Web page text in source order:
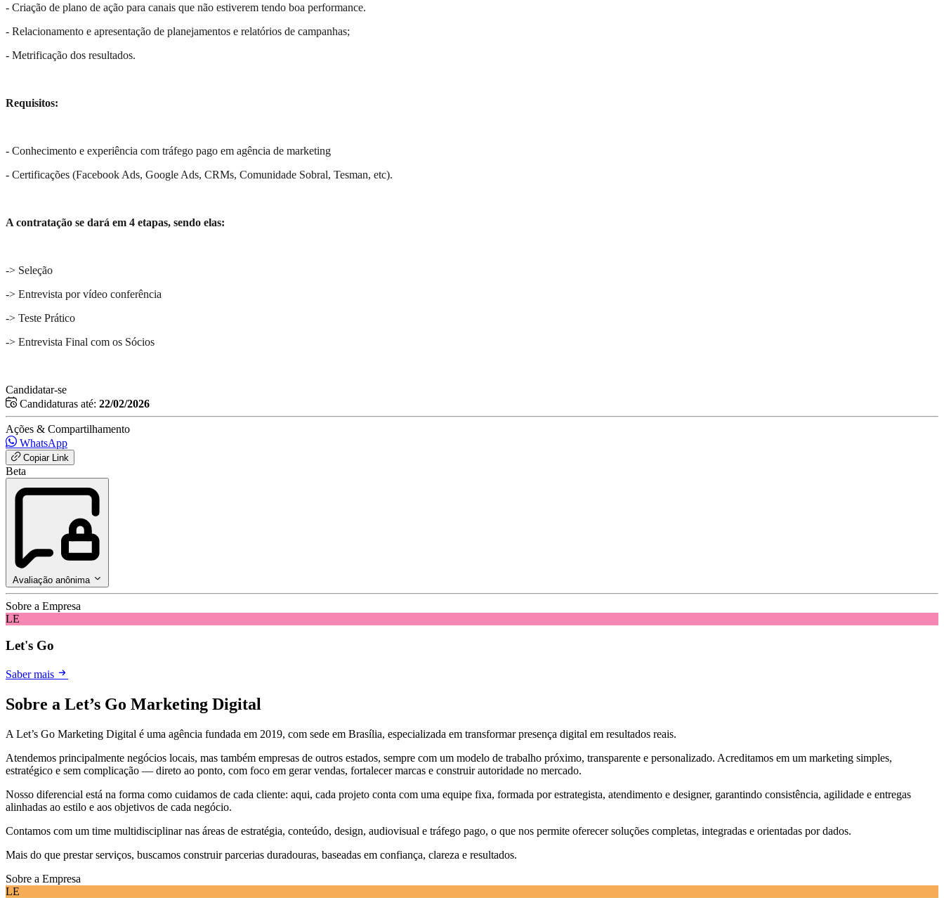
- Criação de plano de ação para canais que não estiverem tendo boa performance.
- Relacionamento e apresentação de planejamentos e relatórios de campanhas;
- Metrificação dos resultados.
Requisitos:
- Conhecimento e experiência com tráfego pago em agência de marketing
- Certificações (Facebook Ads, Google Ads, CRMs, Comunidade Sobral, Tesman, etc).
A contratação se dará em 4 etapas, sendo elas:
-> Seleção
-> Entrevista por vídeo conferência
-> Teste Prático
-> Entrevista Final com os Sócios
Candidatar-se
Candidaturas até: 22/02/2026
Ações & Compartilhamento
WhatsApp
Copiar Link
Beta
Avaliação anônima
Sobre a Empresa
LE
Let's Go
Saber mais
Sobre a Let’s Go Marketing Digital
A Let’s Go Marketing Digital é uma agência fundada em 2019, com sede em Brasília, especializada em transformar presença digital em resultados reais.
Atendemos principalmente negócios locais, mas também empresas de outros estados, sempre com um modelo de trabalho próximo, transparente e personalizado. Acreditamos em um marketing simples,
estratégico e sem complicação — direto ao ponto, com foco em gerar vendas, fortalecer marcas e construir autoridade no mercado.
Nosso diferencial está na forma como cuidamos de cada cliente: aqui, cada projeto conta com uma equipe fixa, formada por estrategista, atendimento e designer, garantindo consistência, agilidade e entregas
alinhadas ao estilo e aos objetivos de cada negócio.
Contamos com um time multidisciplinar nas áreas de estratégia, conteúdo, design, audiovisual e tráfego pago, o que nos permite oferecer soluções completas, integradas e orientadas por dados.
Mais do que prestar serviços, buscamos construir parcerias duradouras, baseadas em confiança, clareza e resultados.
Sobre a Empresa
LE